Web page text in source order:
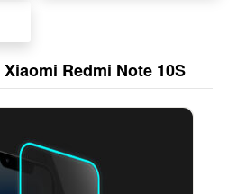
Redmi Note 10S